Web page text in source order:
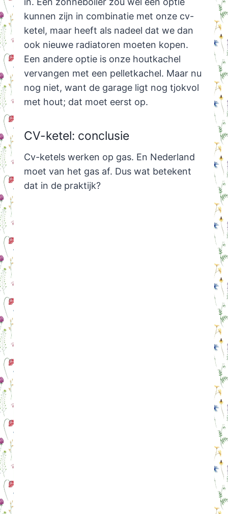
kunnen zijn in combinatie met onze cv-
ketel, maar heeft als nadeel dat we dan
ook nieuwe radiatoren moeten kopen.
Een andere optie is onze houtkachel
vervangen met een pelletkachel. Maar nu
nog niet, want de garage ligt nog tjokvol
met hout; dat moet eerst op.
CV-ketel: conclusie
Cv-ketels werken op gas. En Nederland
moet van het gas af. Dus wat betekent
dat in de praktijk?